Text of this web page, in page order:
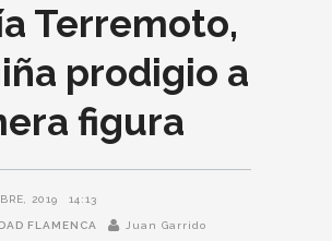
Terremoto,
prodigio a
figura
2019 14:13
FLAMENCA Juan Garrido